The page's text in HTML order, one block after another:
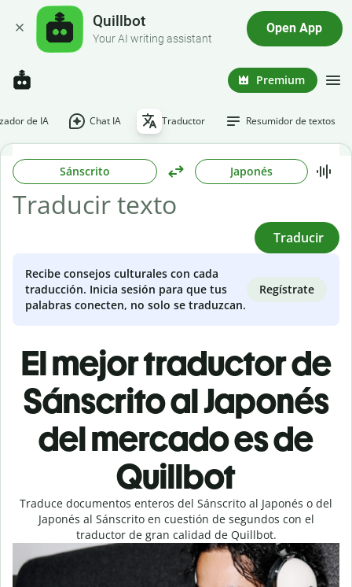
Quillbot
Your AI writing assistant
Open App
Premium
de IA Chat IA Traductor Resumidor de textos
Sánscrito Japonés
Traducir
Recibe consejos culturales con cada
traducción. Inicia sesión para que tus
palabras conecten, no solo se traduzcan.
Regístrate
El mejor traductor de
Sánscrito al Japonés
del mercado es de
Quillbot
Traduce documentos enteros del Sánscrito al Japonés o del
Japonés al Sánscrito en cuestión de segundos con el
traductor de gran calidad de Quillbot.